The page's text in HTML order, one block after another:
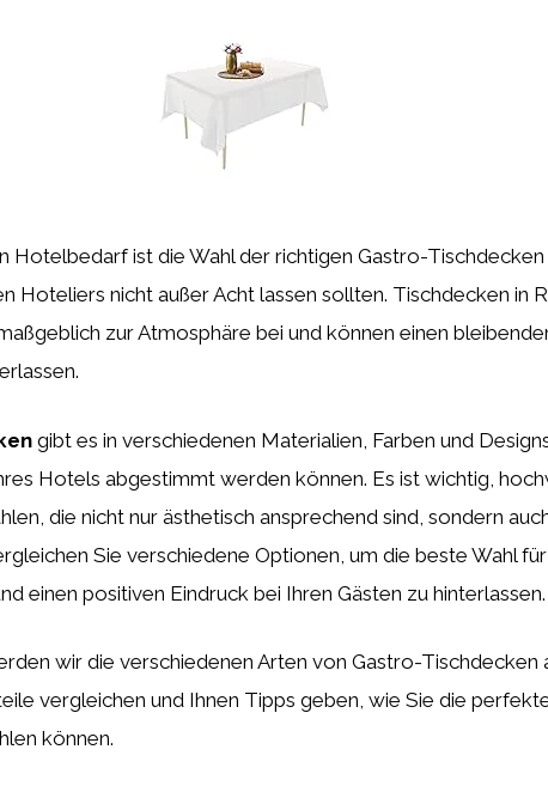
Hotelbedarf ist die Wahl der richtigen Gastro-Tischdecken
Hoteliers nicht außer Acht lassen sollten. Tischdecken in
zur Atmosphäre bei und können einen
gibt es in verschiedenen Materialien, Farben und
Hotels abgestimmt werden können. Es ist wichtig,
die nicht nur ästhetisch ansprechend sind, sondern
Sie verschiedene Optionen, um die beste Wahl
einen positiven Eindruck bei Ihren Gästen zu hinterlassen.
wir die verschiedenen Arten von Gastro-Tischdecken
vergleichen und Ihnen Tipps geben, wie Sie die
können.